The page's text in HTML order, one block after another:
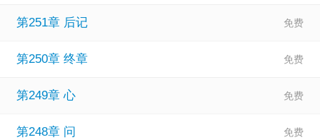
第251章 后记
第250章 终章
第249章 心
第248章 问